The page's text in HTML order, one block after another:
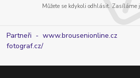
Můžete se kdykoli odhlásit. Zasíláme
Partneři -
fotograf.cz/